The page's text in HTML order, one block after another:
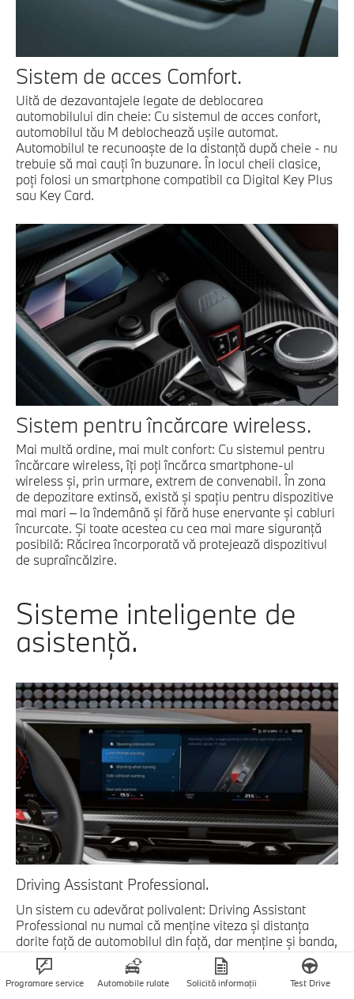
Sistem de acces Comfort.
Uită de dezavantajele legate de deblocarea
automobilului din cheie: Cu sistemul de acces confort,
automobilul tău M deblochează uşile automat.
Automobilul te recunoaşte de la distanţă după cheie - nu
trebuie să mai cauţi în buzunare. În locul cheii clasice,
poţi folosi un smartphone compatibil ca Digital Key Plus
sau Key Card.
Sistem pentru încărcare wireless.
Mai multă ordine, mai mult confort: Cu sistemul pentru
încărcare wireless, îţi poţi încărca smartphone-ul
wireless şi, prin urmare, extrem de convenabil. În zona
de depozitare extinsă, există şi spaţiu pentru dispozitive
mai mari – la îndemână şi fără huse enervante şi cabluri
încurcate. Şi toate acestea cu cea mai mare siguranţă
posibilă: Răcirea încorporată vă protejează dispozitivul
de supraîncălzire.
Sisteme inteligente de
asistenţă.
Driving Assistant Professional.
Un sistem cu adevărat polivalent: Driving Assistant
Professional nu numai că menţine viteza şi distanţa
dorite faţă de automobilul din faţă, dar menţine şi banda,
prin intervenţii asupra direcţiei. Astfel, şoferul va fi mai
puţin stresat, în special la drumurile lungi. Alte funcţii
ajută la evitarea coliziunilor şi la evitarea depăşirii limitei
Programare service Automobile rulate Solicită informaţii Test Drive